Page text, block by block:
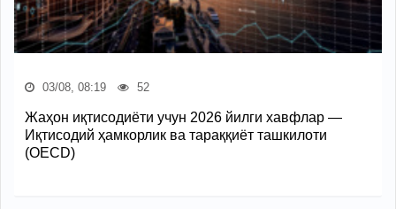
03/08, 08:19 52
Жаҳон иқтисодиёти учун 2026 йилги хавфлар —
Иқтисодий ҳамкорлик ва тараққиёт ташкилоти
(OECD)